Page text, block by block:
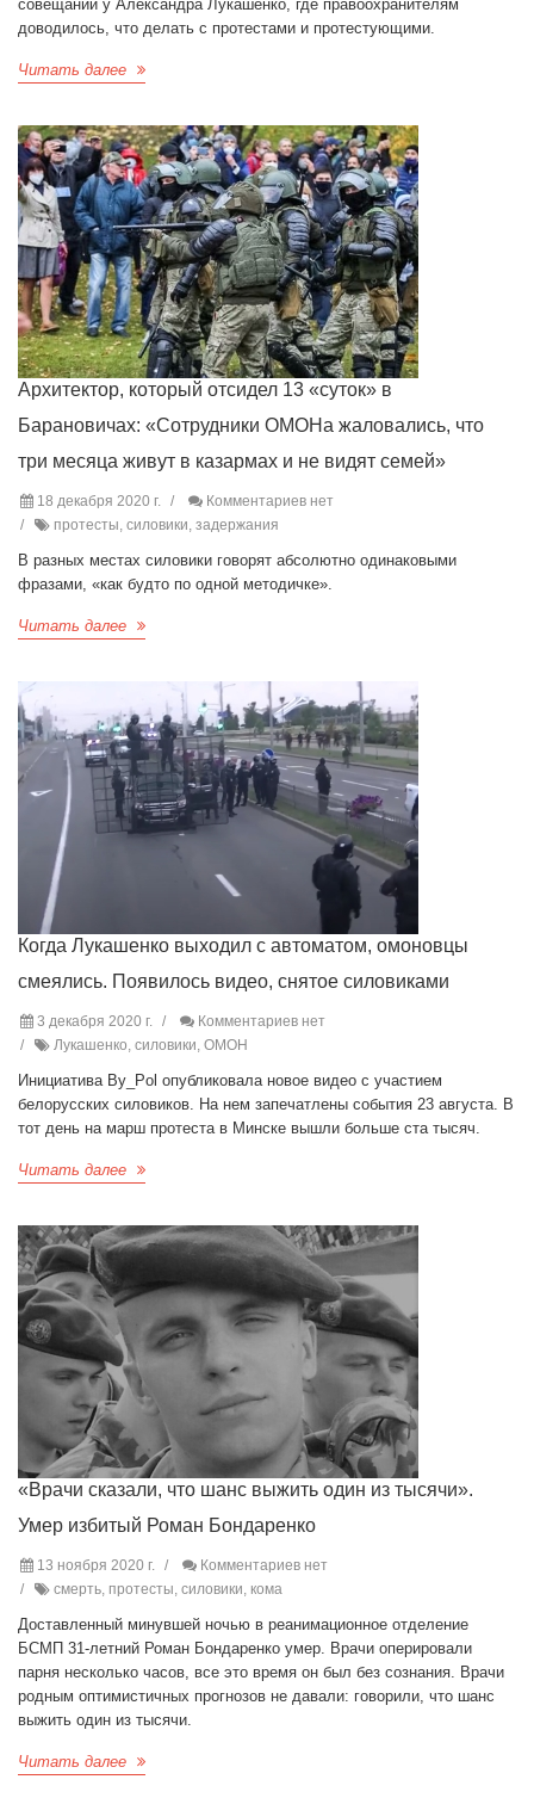
совещании у Александра Лукашенко, где правоохранителям
доводилось, что делать с протестами и протестующими.
Читать далее
Архитектор, который отсидел 13 «суток» в
Барановичах: «Сотрудники ОМОНа жаловались, что
три месяца живут в казармах и не видят семей»
18 декабря 2020 г.
Комментариев нет
протесты, силовики, задержания
В разных местах силовики говорят абсолютно одинаковыми
фразами, «как будто по одной методичке».
Читать далее
Когда Лукашенко выходил с автоматом, омоновцы
смеялись. Появилось видео, снятое силовиками
3 декабря 2020 г.
Комментариев нет
Лукашенко, силовики, ОМОН
Инициатива By_Pol опубликовала новое видео с участием
белорусских силовиков. На нем запечатлены события 23 августа. В
тот день на марш протеста в Минске вышли больше ста тысяч.
Читать далее
«Врачи сказали, что шанс выжить один из тысячи».
Умер избитый Роман Бондаренко
13 ноября 2020 г.
Комментариев нет
смерть, протесты, силовики, кома
Доставленный минувшей ночью в реанимационное отделение
БСМП 31-летний Роман Бондаренко умер. Врачи оперировали
парня несколько часов, все это время он был без сознания. Врачи
родным оптимистичных прогнозов не давали: говорили, что шанс
выжить один из тысячи.
Читать далее